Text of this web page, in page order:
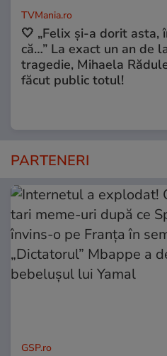
TVMania.ro
🤍 „Felix și-a dorit asta,
că…” La exact un an de
tragedie, Mihaela
făcut public totul!
PARTENERI
GSP.ro